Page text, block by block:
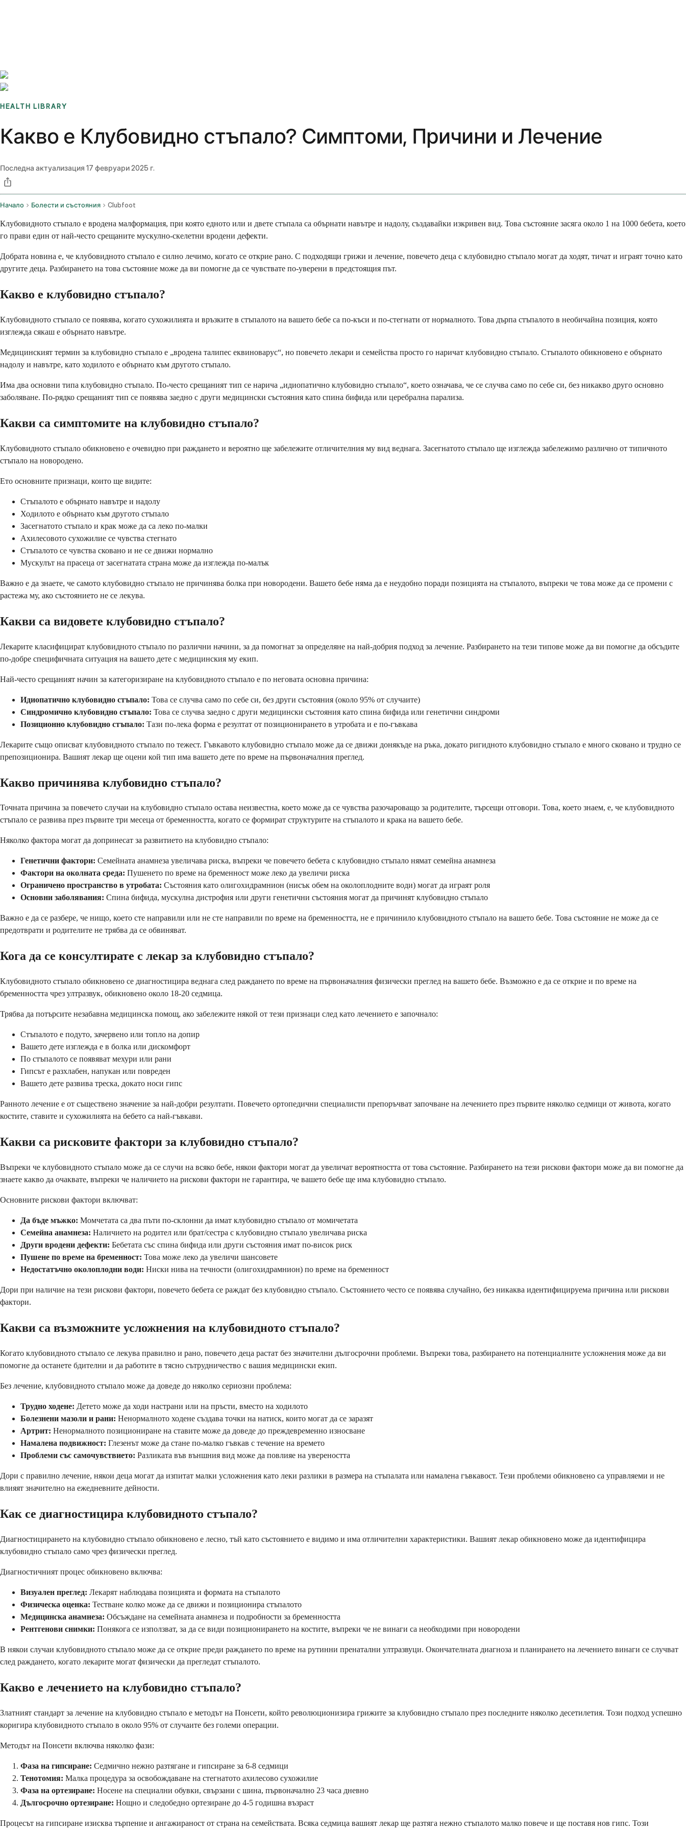
HEALTH LIBRARY
Какво е Клубовидно стъпало? Симптоми, Причини и Лечение
Последна актуализация 17 февруари 2025 г.
Начало Болести и състояния Clubfoot
Клубовидното стъпало е вродена малформация, при която едното или и двете стъпала са обърнати навътре и надолу, създавайки изкривен вид. Това състояние засяга около 1 на 1000 бебета, което
го прави един от най-често срещаните мускулно-скелетни вродени дефекти.
Добрата новина е, че клубовидното стъпало е силно лечимо, когато се открие рано. С подходящи грижи и лечение, повечето деца с клубовидно стъпало могат да ходят, тичат и играят точно като
другите деца. Разбирането на това състояние може да ви помогне да се чувствате по-уверени в предстоящия път.
Какво е клубовидно стъпало?
Клубовидното стъпало се появява, когато сухожилията и връзките в стъпалото на вашето бебе са по-къси и по-стегнати от нормалното. Това дърпа стъпалото в необичайна позиция, която
изглежда сякаш е обърнато навътре.
Медицинският термин за клубовидно стъпало е „вродена талипес еквиноварус“, но повечето лекари и семейства просто го наричат клубовидно стъпало. Стъпалото обикновено е обърнато
надолу и навътре, като ходилото е обърнато към другото стъпало.
Има два основни типа клубовидно стъпало. По-често срещаният тип се нарича „идиопатично клубовидно стъпало“, което означава, че се случва само по себе си, без никакво друго основно
заболяване. По-рядко срещаният тип се появява заедно с други медицински състояния като спина бифида или церебрална парализа.
Какви са симптомите на клубовидно стъпало?
Клубовидното стъпало обикновено е очевидно при раждането и вероятно ще забележите отличителния му вид веднага. Засегнатото стъпало ще изглежда забележимо различно от типичното
стъпало на новородено.
Ето основните признаци, които ще видите:
Стъпалото е обърнато навътре и надолу
Ходилото е обърнато към другото стъпало
Засегнатото стъпало и крак може да са леко по-малки
Ахилесовото сухожилие се чувства стегнато
Стъпалото се чувства сковано и не се движи нормално
Мускулът на прасеца от засегнатата страна може да изглежда по-малък
Важно е да знаете, че самото клубовидно стъпало не причинява болка при новородени. Вашето бебе няма да е неудобно поради позицията на стъпалото, въпреки че това може да се промени с
растежа му, ако състоянието не се лекува.
Какви са видовете клубовидно стъпало?
Лекарите класифицират клубовидното стъпало по различни начини, за да помогнат за определяне на най-добрия подход за лечение. Разбирането на тези типове може да ви помогне да обсъдите
по-добре специфичната ситуация на вашето дете с медицинския му екип.
Най-често срещаният начин за категоризиране на клубовидното стъпало е по неговата основна причина:
Идиопатично клубовидно стъпало: Това се случва само по себе си, без други състояния (около 95% от случаите)
Синдромично клубовидно стъпало: Това се случва заедно с други медицински състояния като спина бифида или генетични синдроми
Позиционно клубовидно стъпало: Тази по-лека форма е резултат от позиционирането в утробата и е по-гъвкава
Лекарите също описват клубовидното стъпало по тежест. Гъвкавото клубовидно стъпало може да се движи донякъде на ръка, докато ригидното клубовидно стъпало е много сковано и трудно се
препозиционира. Вашият лекар ще оцени кой тип има вашето дете по време на първоначалния преглед.
Какво причинява клубовидно стъпало?
Точната причина за повечето случаи на клубовидно стъпало остава неизвестна, което може да се чувства разочароващо за родителите, търсещи отговори. Това, което знаем, е, че клубовидното
стъпало се развива през първите три месеца от бременността, когато се формират структурите на стъпалото и крака на вашето бебе.
Няколко фактора могат да допринесат за развитието на клубовидно стъпало:
Генетични фактори: Семейната анамнеза увеличава риска, въпреки че повечето бебета с клубовидно стъпало нямат семейна анамнеза
Фактори на околната среда: Пушенето по време на бременност може леко да увеличи риска
Ограничено пространство в утробата: Състояния като олигохидрамнион (нисък обем на околоплодните води) могат да играят роля
Основни заболявания: Спина бифида, мускулна дистрофия или други генетични състояния могат да причинят клубовидно стъпало
Важно е да се разбере, че нищо, което сте направили или не сте направили по време на бременността, не е причинило клубовидното стъпало на вашето бебе. Това състояние не може да се
предотврати и родителите не трябва да се обвиняват.
Кога да се консултирате с лекар за клубовидно стъпало?
Клубовидното стъпало обикновено се диагностицира веднага след раждането по време на първоначалния физически преглед на вашето бебе. Възможно е да се открие и по време на
бременността чрез ултразвук, обикновено около 18-20 седмица.
Трябва да потърсите незабавна медицинска помощ, ако забележите някой от тези признаци след като лечението е започнало:
Стъпалото е подуто, зачервено или топло на допир
Вашето дете изглежда е в болка или дискомфорт
По стъпалото се появяват мехури или рани
Гипсът е разхлабен, напукан или повреден
Вашето дете развива треска, докато носи гипс
Ранното лечение е от съществено значение за най-добри резултати. Повечето ортопедични специалисти препоръчват започване на лечението през първите няколко седмици от живота, когато
костите, ставите и сухожилията на бебето са най-гъвкави.
Какви са рисковите фактори за клубовидно стъпало?
Въпреки че клубовидното стъпало може да се случи на всяко бебе, някои фактори могат да увеличат вероятността от това състояние. Разбирането на тези рискови фактори може да ви помогне да
знаете какво да очаквате, въпреки че наличието на рискови фактори не гарантира, че вашето бебе ще има клубовидно стъпало.
Основните рискови фактори включват:
Да бъде мъжко: Момчетата са два пъти по-склонни да имат клубовидно стъпало от момичетата
Семейна анамнеза: Наличието на родител или брат/сестра с клубовидно стъпало увеличава риска
Други вродени дефекти: Бебетата със спина бифида или други състояния имат по-висок риск
Пушене по време на бременност: Това може леко да увеличи шансовете
Недостатъчно околоплодни води: Ниски нива на течности (олигохидрамнион) по време на бременност
Дори при наличие на тези рискови фактори, повечето бебета се раждат без клубовидно стъпало. Състоянието често се появява случайно, без никаква идентифицируема причина или рискови
фактори.
Какви са възможните усложнения на клубовидното стъпало?
Когато клубовидното стъпало се лекува правилно и рано, повечето деца растат без значителни дългосрочни проблеми. Въпреки това, разбирането на потенциалните усложнения може да ви
помогне да останете бдителни и да работите в тясно сътрудничество с вашия медицински екип.
Без лечение, клубовидното стъпало може да доведе до няколко сериозни проблема:
Трудно ходене: Детето може да ходи настрани или на пръсти, вместо на ходилото
Болезнени мазоли и рани: Ненормалното ходене създава точки на натиск, които могат да се заразят
Артрит: Ненормалното позициониране на ставите може да доведе до преждевременно износване
Намалена подвижност: Глезенът може да стане по-малко гъвкав с течение на времето
Проблеми със самочувствието: Разликата във външния вид може да повлияе на увереността
Дори с правилно лечение, някои деца могат да изпитат малки усложнения като леки разлики в размера на стъпалата или намалена гъвкавост. Тези проблеми обикновено са управляеми и не
влияят значително на ежедневните дейности.
Как се диагностицира клубовидното стъпало?
Диагностицирането на клубовидно стъпало обикновено е лесно, тъй като състоянието е видимо и има отличителни характеристики. Вашият лекар обикновено може да идентифицира
клубовидно стъпало само чрез физически преглед.
Диагностичният процес обикновено включва:
Визуален преглед: Лекарят наблюдава позицията и формата на стъпалото
Физическа оценка: Тестване колко може да се движи и позиционира стъпалото
Медицинска анамнеза: Обсъждане на семейната анамнеза и подробности за бременността
Рентгенови снимки: Понякога се използват, за да се види позиционирането на костите, въпреки че не винаги са необходими при новородени
В някои случаи клубовидното стъпало може да се открие преди раждането по време на рутинни пренатални ултразвуци. Окончателната диагноза и планирането на лечението винаги се случват
след раждането, когато лекарите могат физически да прегледат стъпалото.
Какво е лечението на клубовидно стъпало?
Златният стандарт за лечение на клубовидно стъпало е методът на Понсети, който революционизира грижите за клубовидно стъпало през последните няколко десетилетия. Този подход успешно
коригира клубовидното стъпало в около 95% от случаите без големи операции.
Методът на Понсети включва няколко фази:
Фаза на гипсиране: Седмично нежно разтягане и гипсиране за 6-8 седмици
Тенотомия: Малка процедура за освобождаване на стегнатото ахилесово сухожилие
Фаза на ортезиране: Носене на специални обувки, свързани с шина, първоначално 23 часа дневно
Дългосрочно ортезиране: Нощно и следобедно ортезиране до 4-5 годишна възраст
Процесът на гипсиране изисква търпение и ангажираност от страна на семействата. Всяка седмица вашият лекар ще разтяга нежно стъпалото малко повече и ще поставя нов гипс. Този